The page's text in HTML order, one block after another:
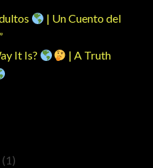
| Un Cuento del
It Is?
| A Truth
(1)